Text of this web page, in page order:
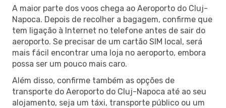
A maior parte dos voos chega ao Aeroporto do Cluj-
Napoca. Depois de recolher a bagagem, confirme que
tem ligação à Internet no telefone antes de sair do
aeroporto. Se precisar de um cartão SIM local, será
mais fácil encontrar uma loja no aeroporto, embora
possa ser um pouco mais caro.
Além disso, confirme também as opções de
transporte do Aeroporto do Cluj-Napoca até ao seu
alojamento, seja um táxi, transporte público ou um